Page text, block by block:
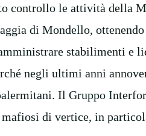
controllo le attività della
di Mondello,
stabilimenti e
negli ultimi anni
Il Gruppo
mafiosi di vertice, in